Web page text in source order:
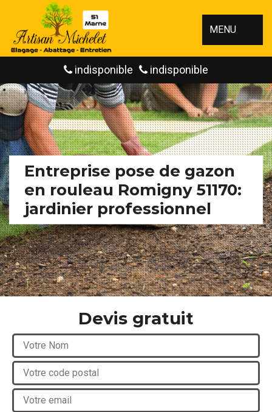
MENU
indisponible indisponible
Entreprise pose de gazon
en rouleau Romigny 51170:
jardinier professionnel
Devis gratuit